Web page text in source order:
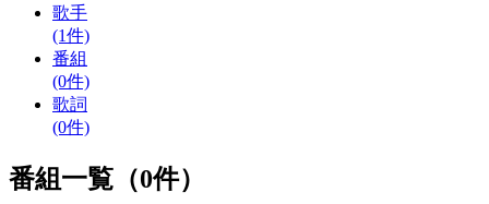
歌手
(1件)
番組
(0件)
歌詞
(0件)
番組一覧（0件）